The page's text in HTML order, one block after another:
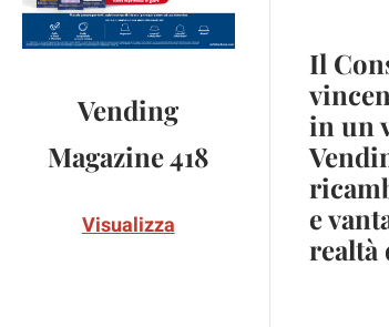
Vending
Magazine 418
Visualizza
Il
in un
e
realtà